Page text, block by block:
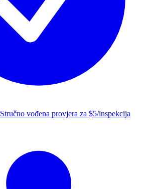
Stručno vođena provjera za $5/inspekcija